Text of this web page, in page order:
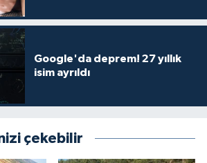
Google'da deprem! 27 yıllık
isim ayrıldı
çekebilir